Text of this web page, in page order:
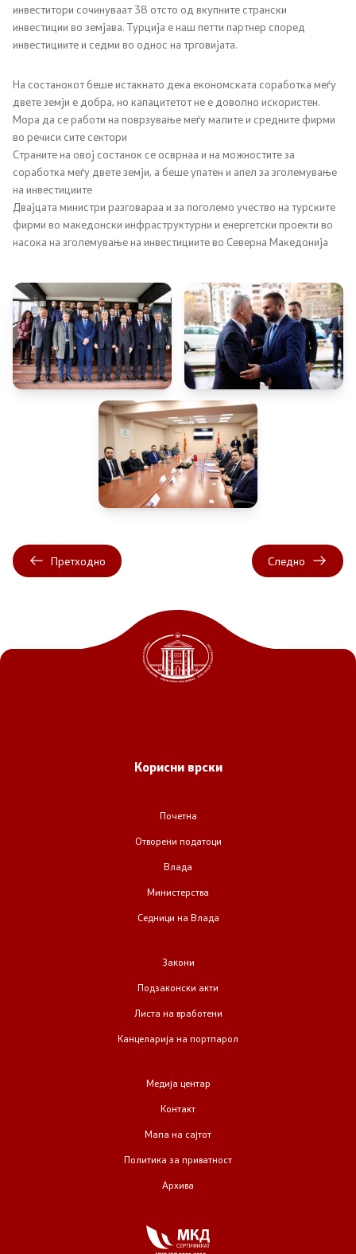
Отчетност
Сервисни информации
Антикорупција
Организација и систематизација
Регулатива
Контакт
Контакт
Изјава за пристапност
Со еден клик до сите услуги
инвеститори сочинуваат 38 отсто од вкупните странски
инвестиции во земјава. Турција е наш петти партнер според
инвестициите и седми во однос на трговијата.
На состанокот беше истакнато дека економската соработка меѓу
двете земји е добра, но капацитетот не е доволно искористен.
Мора да се работи на поврзување меѓу малите и средните фирми
во речиси сите сектори
Страните на овој состанок се осврнаа и на можностите за
соработка меѓу двете земји, а беше упатен и апел за зголемување
на инвестициите
Двајцата министри разговараа и за поголемо учество на турските
фирми во македонски инфраструктурни и енергетски проекти во
насока на зголемување на инвестициите во Северна Македонија
Претходно Следно
Корисни врски
Почетна
Отворени податоци
Влада
Министерства
Седници на Влада
Закони
Подзаконски акти
Листа на вработени
Канцеларија на портпарол
Медија центар
Контакт
Мапа на сајтот
Политика за приватност
Архива